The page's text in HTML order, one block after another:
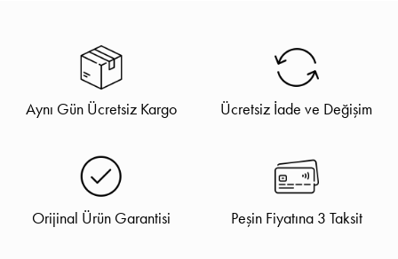
Aynı Gün Ücretsiz Kargo Ücretsiz İade ve Değişim
Orijinal Ürün Garantisi Peşin Fiyatına 3 Taksit